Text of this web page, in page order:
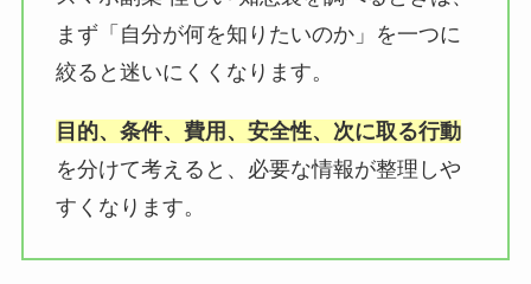
まず「自分が何を知りたいのか」を一つに
絞ると迷いにくくなります。
目的、条件、費用、安全性、次に取る行動
を分けて考えると、必要な情報が整理しや
すくなります。